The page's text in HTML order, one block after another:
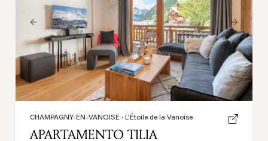
Previous Next
CHAMPAGNY-EN-VANOISE · L'Étoile de la Vanoise
APARTAMENTO TILIA